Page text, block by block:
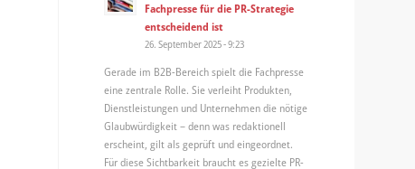
Fachpresse für die PR-Strategie
entscheidend ist
26. September 2025 - 9:23
Gerade im B2B-Bereich spielt die Fachpresse
eine zentrale Rolle. Sie verleiht Produkten,
Dienstleistungen und Unternehmen die nötige
Glaubwürdigkeit – denn was redaktionell
erscheint, gilt als geprüft und eingeordnet.
Für diese Sichtbarkeit braucht es gezielte PR-